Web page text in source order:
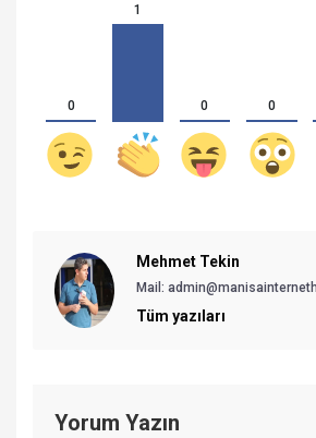
0
1
0 0
Mehmet Tekin
Mail:
Tüm yazıları
Yorum Yazın